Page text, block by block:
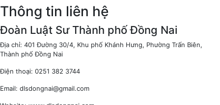
Thông tin liên hệ
Đoàn Luật Sư Thành phố Đồng Nai
Địa chỉ: 401 Đường 30/4, Khu phố Khánh Hưng, Phường Trấn Biên,
Thành phố Đồng Nai
Điện thoại: 0251 382 3744
Email: dlsdongnai@gmail.com